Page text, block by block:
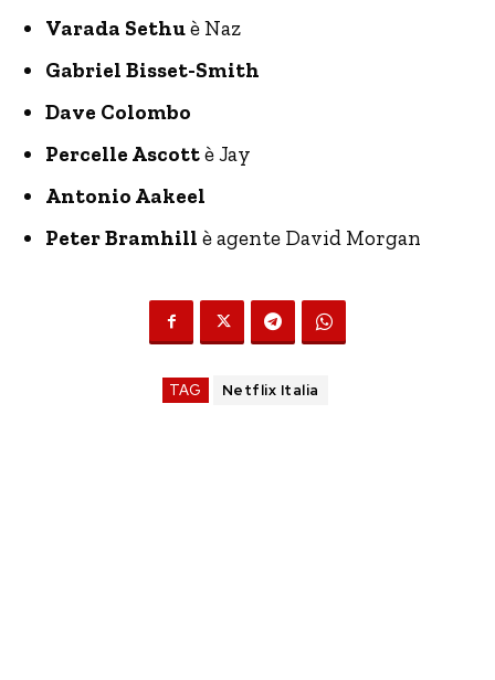
Varada Sethuè Naz
Gabriel Bisset-Smith
Dave Colombo
Percelle Ascottè Jay
Antonio Aakeel
Peter Bramhill è agente David Morgan
TAG Netflix Italia